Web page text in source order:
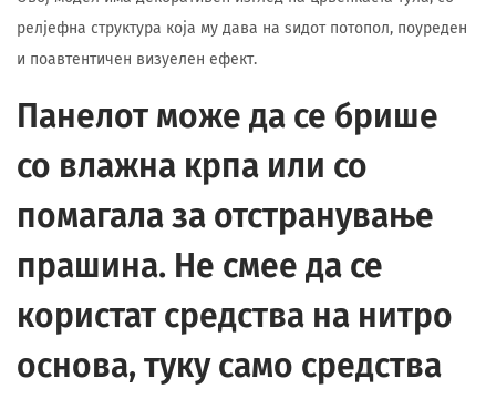
релјефна структура која му дава на ѕидот потопол, поуреден
и поавтентичен визуелен ефект.
Панелот може да се брише
со влажна крпа или со
помагала за отстранување
прашина. Не смее да се
користат средства на нитро
основа, туку само средства